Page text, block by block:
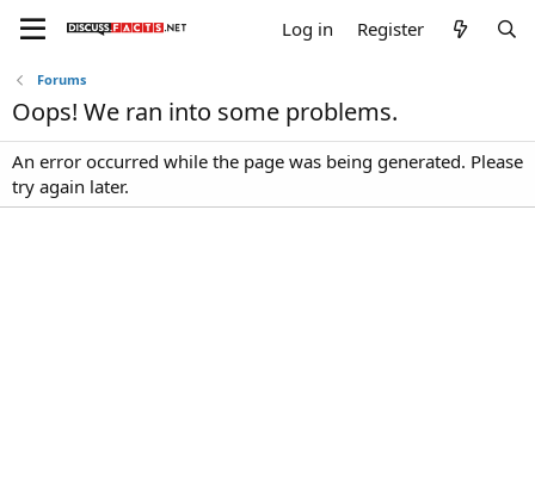
Log in Register
Forums
Oops! We ran into some problems.
An error occurred while the page was being generated. Please
try again later.